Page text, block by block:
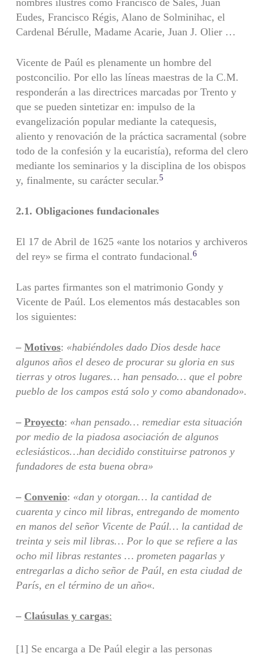
nombres ilustres como Francisco de Sales, Juan
Eudes, Francisco Régis, Alano de Solminihac, el
Cardenal Bérulle, Madame Acarie, Juan J. Olier …
Vicente de Paúl es plenamente un hombre del
postconcilio. Por ello las líneas maestras de la C.M.
responderán a las directrices marcadas por Trento y
que se pueden sintetizar en: impulso de la
evangelización popular mediante la catequesis,
aliento y renovación de la práctica sacramental (sobre
todo de la confesión y la eucaristía), reforma del clero
mediante los seminarios y la disciplina de los obispos
y, finalmente, su carácter secular.5
2.1. Obligaciones fundacionales
El 17 de Abril de 1625 «ante los notarios y archiveros
del rey» se firma el contrato fundacional.6
Las partes firmantes son el matrimonio Gondy y
Vicente de Paúl. Los elementos más destacables son
los siguientes:
– Motivos: «habiéndoles dado Dios desde hace
algunos años el deseo de procurar su gloria en sus
tierras y otros lugares… han pensado… que el pobre
pueblo de los campos está solo y como abandonado».
– Proyecto: «han pensado… remediar esta situación
por medio de la piadosa asociación de algunos
eclesiásticos…han decidido constituirse patronos y
fundadores de esta buena obra»
– Convenio: «dan y otorgan… la cantidad de
cuarenta y cinco mil libras, entregando de momento
en manos del señor Vicente de Paúl… la cantidad de
treinta y seis mil libras… Por lo que se refiere a las
ocho mil libras restantes … prometen pagarlas y
entregarlas a dicho señor de Paúl, en esta ciudad de
París, en el término de un año«.
– Claúsulas y cargas:
[1] Se encarga a De Paúl elegir a las personas